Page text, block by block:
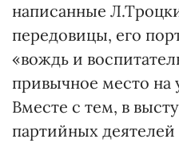
написанные
передовицы, его
«вождь и
привычное место на
Вместе с тем, в
партийных деятелей